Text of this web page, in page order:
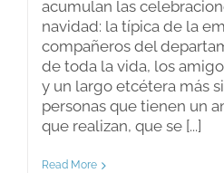
acumulan las
navidad: la típica de la
compañeros del
de toda la vida, los
y un largo etcétera más
personas que tienen un
que realizan, que se [...]
Read More